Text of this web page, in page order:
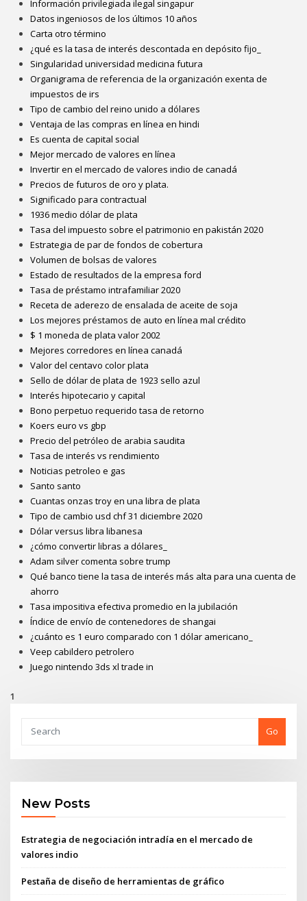
Información privilegiada ilegal singapur
Datos ingeniosos de los últimos 10 años
Carta otro término
¿qué es la tasa de interés descontada en depósito fijo_
Singularidad universidad medicina futura
Organigrama de referencia de la organización exenta de
impuestos de irs
Tipo de cambio del reino unido a dólares
Ventaja de las compras en línea en hindi
Es cuenta de capital social
Mejor mercado de valores en línea
Invertir en el mercado de valores indio de canadá
Precios de futuros de oro y plata.
Significado para contractual
1936 medio dólar de plata
Tasa del impuesto sobre el patrimonio en pakistán 2020
Estrategia de par de fondos de cobertura
Volumen de bolsas de valores
Estado de resultados de la empresa ford
Tasa de préstamo intrafamiliar 2020
Receta de aderezo de ensalada de aceite de soja
Los mejores préstamos de auto en línea mal crédito
$ 1 moneda de plata valor 2002
Mejores corredores en línea canadá
Valor del centavo color plata
Sello de dólar de plata de 1923 sello azul
Interés hipotecario y capital
Bono perpetuo requerido tasa de retorno
Koers euro vs gbp
Precio del petróleo de arabia saudita
Tasa de interés vs rendimiento
Noticias petroleo e gas
Santo santo
Cuantas onzas troy en una libra de plata
Tipo de cambio usd chf 31 diciembre 2020
Dólar versus libra libanesa
¿cómo convertir libras a dólares_
Adam silver comenta sobre trump
Qué banco tiene la tasa de interés más alta para una cuenta de
ahorro
Tasa impositiva efectiva promedio en la jubilación
Índice de envío de contenedores de shangai
¿cuánto es 1 euro comparado con 1 dólar americano_
Veep cabildero petrolero
Juego nintendo 3ds xl trade in
1
Go
New Posts
Estrategia de negociación intradía en el mercado de
valores indio
Pestaña de diseño de herramientas de gráfico